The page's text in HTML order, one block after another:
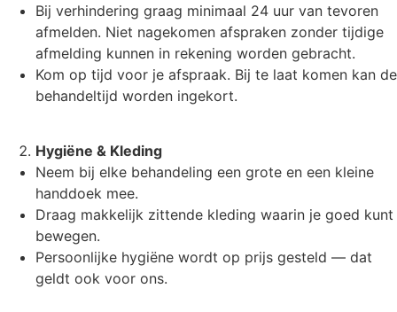
Bij verhindering graag minimaal 24 uur van tevoren
afmelden. Niet nagekomen afspraken zonder tijdige
afmelding kunnen in rekening worden gebracht.
Kom op tijd voor je afspraak. Bij te laat komen kan de
behandeltijd worden ingekort.
Hygiëne & Kleding
Neem bij elke behandeling een grote en een kleine
handdoek mee.
Draag makkelijk zittende kleding waarin je goed kunt
bewegen.
Persoonlijke hygiëne wordt op prijs gesteld — dat
geldt ook voor ons.